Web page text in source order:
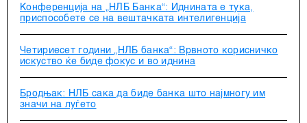
Конференција на „НЛБ Банка“: Иднината е тука,
приспособете се на вештачката интелигенција
Четириесет години „НЛБ банка“: Врвното корисничко
искуство ќе биде фокус и во иднина
Бродњак: НЛБ сака да биде банка што најмногу им
значи на луѓето